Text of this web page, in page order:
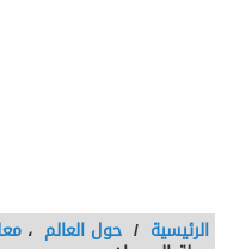
الرئيسية / حول العالم ،